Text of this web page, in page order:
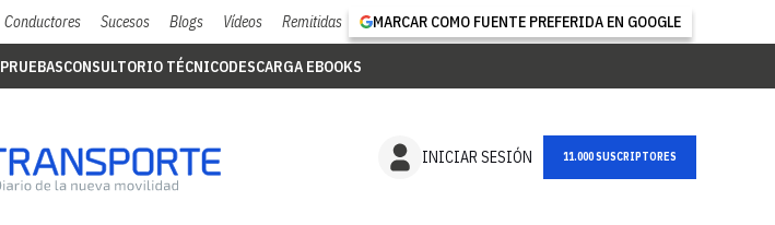
Conductores Sucesos Blogs Vídeos Remitidas MARCAR COMO FUENTE PREFERIDA EN GOOGLE
PRUEBASCONSULTORIO TÉCNICODESCARGA EBOOKS
INICIAR SESIÓN NEWSLETTER